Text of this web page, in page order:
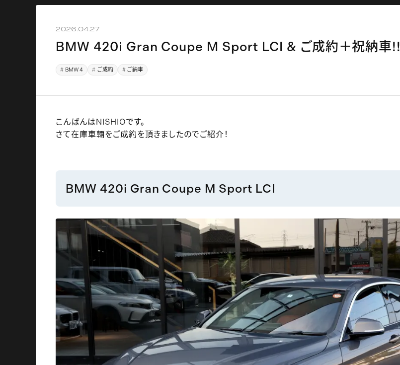
2026.04.27
BMW 420i Gran Coupe M Sport LCI & ご成約＋祝納車!!
BMW 4 ご成約 ご納車
こんばんはNISHIOです。
さて在庫車輛をご成約を頂きましたのでご紹介！
BMW 420i Gran Coupe M Sport LCI